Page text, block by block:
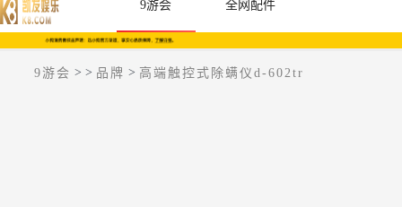
9游会 全网配件
9游会 > > 品牌 > 高端触控式除螨仪d-602tr